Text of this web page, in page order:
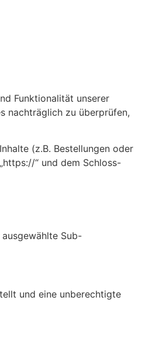
Funktionalität unserer
nachträglich zu überprüfen,
(z.B. Bestellungen oder
“ und dem Schloss-
Sub-
und eine unberechtigte